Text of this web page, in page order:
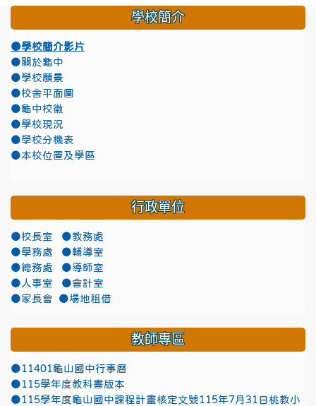
學校簡介
●學校簡介影片
●關於龜中
●學校願景
●校舍平面圖
●龜中校徽
●學校現況
●學校分機表
●本校位置及學區
行政單位
●校長室
●教務處
●學務處
●輔導室
●總務處
●導師室
●人事室
●會計室
●家長會
●場地租借
教師專區
●11401龜山國中行事曆
●115學年度教科書版本
●115學年度龜山國中課程計畫核定文號115年7月31日桃教小